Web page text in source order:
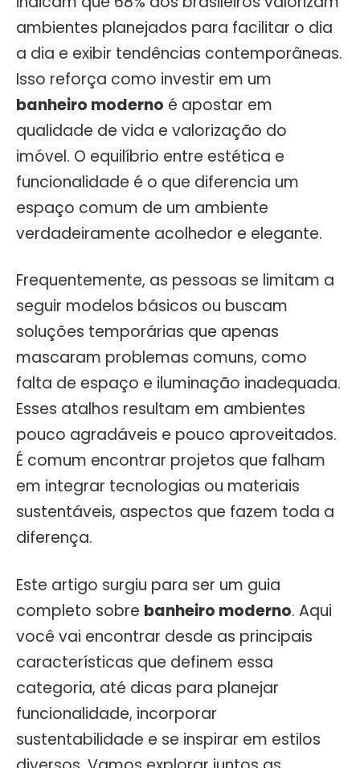
ambientes planejados para facilitar o dia
a dia e exibir tendências contemporâneas.
Isso reforça como investir em um
banheiro moderno é apostar em
qualidade de vida e valorização do
imóvel. O equilíbrio entre estética e
funcionalidade é o que diferencia um
espaço comum de um ambiente
verdadeiramente acolhedor e elegante.
Frequentemente, as pessoas se limitam a
seguir modelos básicos ou buscam
soluções temporárias que apenas
mascaram problemas comuns, como
falta de espaço e iluminação inadequada.
Esses atalhos resultam em ambientes
pouco agradáveis e pouco aproveitados.
É comum encontrar projetos que falham
em integrar tecnologias ou materiais
sustentáveis, aspectos que fazem toda a
diferença.
Este artigo surgiu para ser um guia
completo sobre banheiro moderno. Aqui
você vai encontrar desde as principais
características que definem essa
categoria, até dicas para planejar
funcionalidade, incorporar
sustentabilidade e se inspirar em estilos